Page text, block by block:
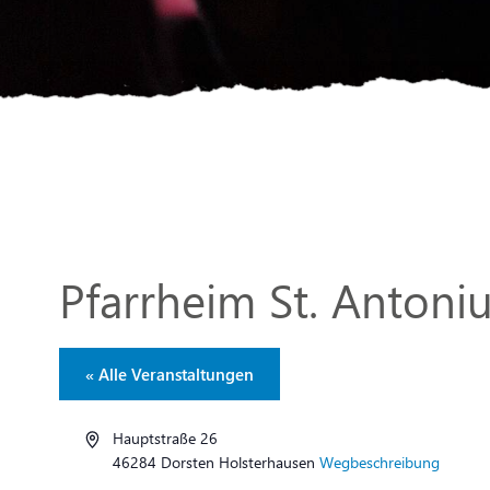
Pfarrheim St.
« Alle Veranstaltungen
AdresseHauptstraße 26
46284 Dorsten HolsterhausenWegbeschreibung